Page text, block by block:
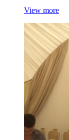
View more